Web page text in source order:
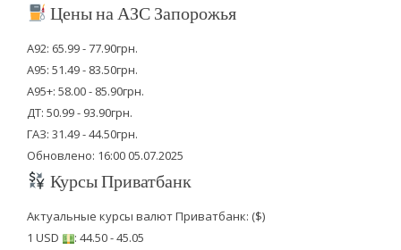
Цены на АЗС Запорожья
А92: 65.99 - 77.90грн.
А95: 51.49 - 83.50грн.
А95+: 58.00 - 85.90грн.
ДТ: 50.99 - 93.90грн.
ГАЗ: 31.49 - 44.50грн.
Обновлено: 16:00 05.07.2025
Курсы Приватбанк
Актуальные курсы валют Приватбанк: ($)
1 USD
: 44.50 - 45.05